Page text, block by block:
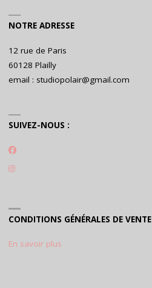
NOTRE ADRESSE
12 rue de Paris
60128 Plailly
email : studiopolair@gmail.com
SUIVEZ-NOUS :
CONDITIONS GÉNÉRALES DE VENTE
En savoir plus